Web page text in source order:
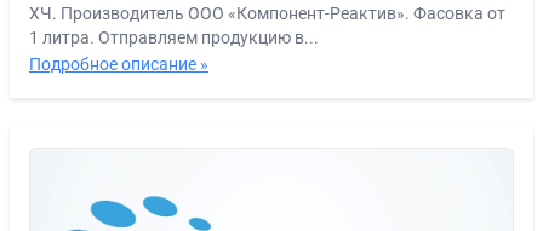
ХЧ. Производитель ООО «Компонент-Реактив». Фасовка от
1 литра. Отправляем продукцию в...
Подробное описание »